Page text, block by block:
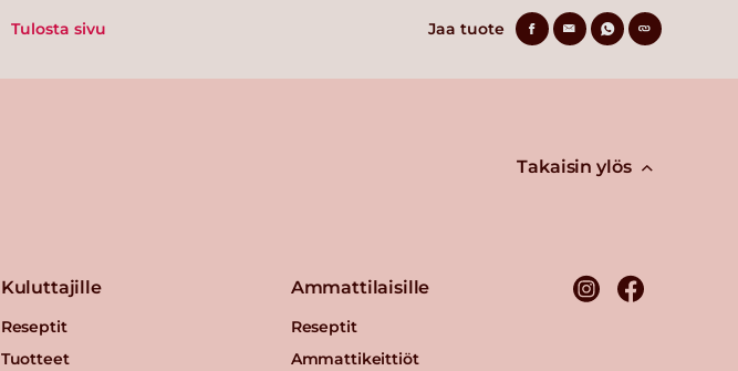
Tulosta sivu Jaa tuote
Takaisin ylös
Kuluttajille
Reseptit
Tuotteet
Ammattilaisille
Reseptit
Ammattikeittiöt